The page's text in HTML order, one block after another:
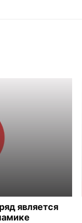
является